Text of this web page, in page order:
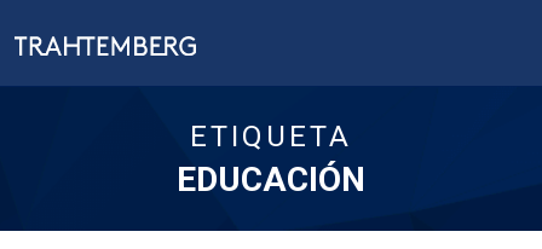
ETIQUETA
EDUCACIÓN